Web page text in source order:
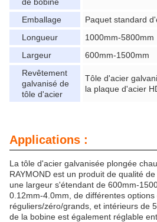
Emballage
Paquet standard
Longueur
1000mm-5800mm
Largeur
600mm-1500mm
Revêtement
galvanisé de
tôle d'acier
Tôle d'acier
la plaque d'acier
Applications :
La tôle d'acier galvanisée plongée
RAYMOND est un produit de qualité
une largeur s'étendant de 600mm-
0.12mm-4.0mm, de différentes
réguliers/zéro/grands, et intérieurs de
de la bobine est également réglable